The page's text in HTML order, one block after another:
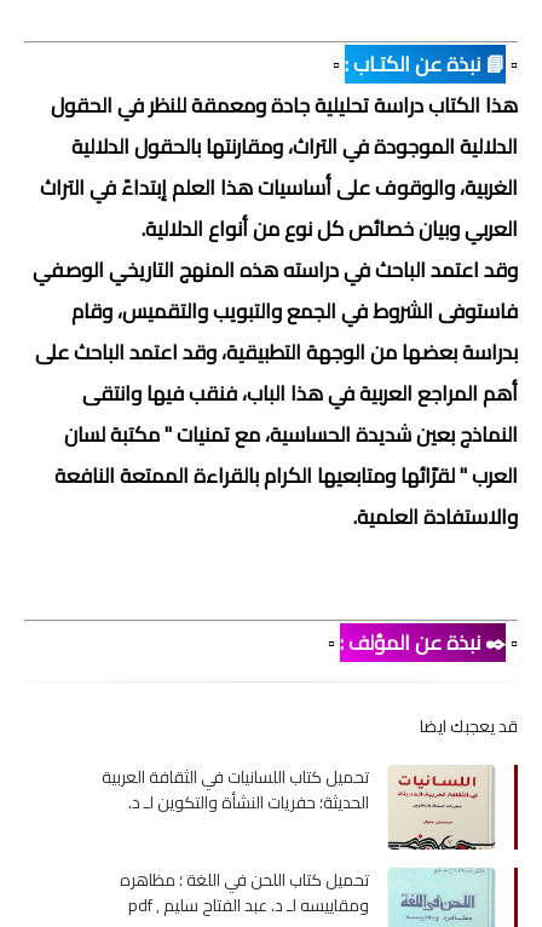
▫️📘 نبذة عن الكتـاب :▫️
هذا الكتاب دراسة تحليلية جادة ومعمقة للنظر في الحقول
الدلالية الموجودة في التراث، ومقارنتها بالحقول ‏الدلالية
الغربية، والوقوف على أساسيات هذا العلم إبتداءً في التراث
العربي وبيان خصائص كل نوع من ‏أنواع الدلالية.‏ ‎
‎وقد اعتمد الباحث في دراسته هذه المنهج التاريخي الوصفي
فاستوفى الشروط في الجمع والتبويب والتقميس، ‏وقام
بدراسة بعضها من الوجهة التطبيقية، وقد اعتمد الباحث على
أهم المراجع العربية في هذا الباب، فنقب ‏فيها وانتقى
النماذج بعين شديدة الحساسية، مع تمنيات " مكتبة لسان
العرب " لقرّائها ومتابعيها الكرام بالقراءة الممتعة النافعة
والاستفادة العلمية.
▫️✒️ نبذة عن المؤلف :▫️
قد يعجبك ايضا
تحميل كتاب اللسانيات في الثقافة العربية
الحديثة؛ حفريات النشأة والتكوين لـ د.
تحميل كتاب اللحن في اللغة ؛ مظاهره
ومقاييسه لـ د. عبد الفتاح سليم , pdf